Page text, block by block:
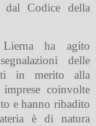
Codice della
Lierna ha agito
delle
in merito alla
coinvolte
e hanno ribadito
è di natura